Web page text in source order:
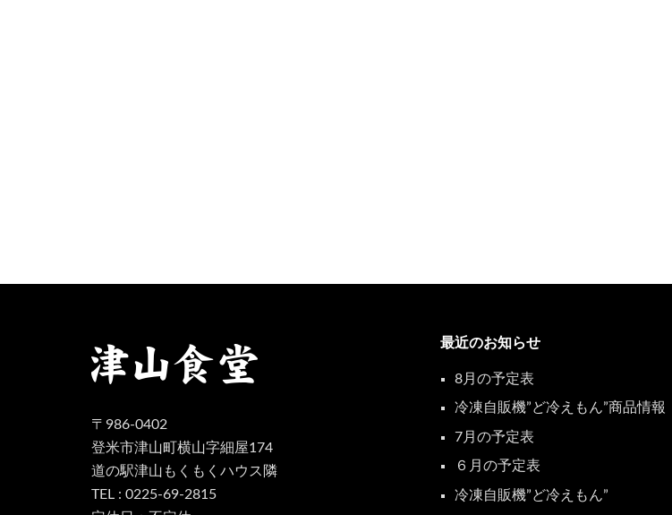
〒986-0402
登米市津山町横山字細屋174
道の駅津山もくもくハウス隣
TEL : 0225-69-2815
最近のお知らせ
8月の予定表
冷凍自販機”ど冷えもん”商品情報
7月の予定表
６月の予定表
冷凍自販機”ど冷えもん”